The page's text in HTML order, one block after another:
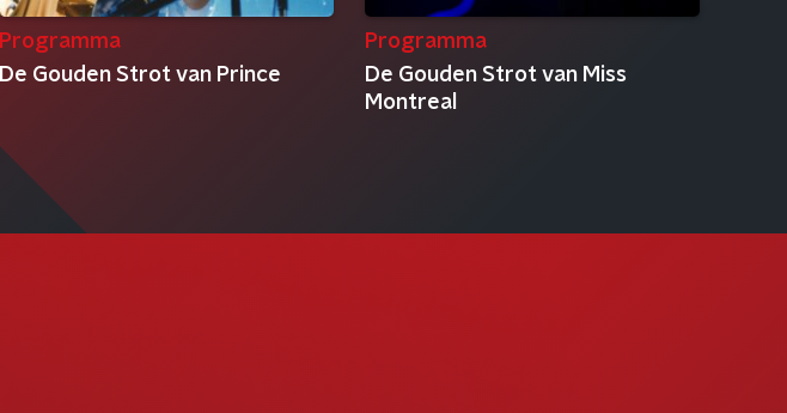
Programma
De Gouden Strot van Prince
Programma
De Gouden Strot van Miss
Montreal